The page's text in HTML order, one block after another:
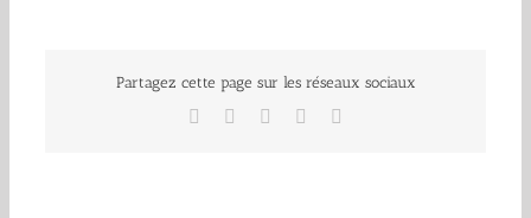
Partagez cette page sur les réseaux sociaux
Facebook LinkedIn
Tumblr